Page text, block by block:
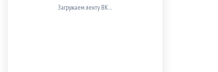
vk.com).